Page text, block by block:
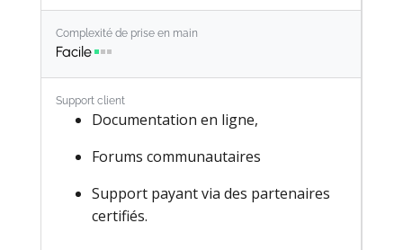
Signature
CRM
PdV Boutique
PdV Restaurant
Abonnements
Complexité de prise en main
Facile
Support client
Documentation en ligne,
Forums communautaires
Support payant via des partenaires
certifiés.